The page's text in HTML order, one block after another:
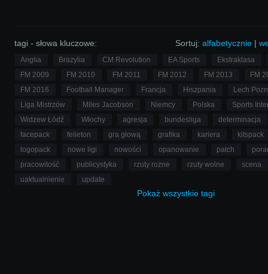
Sortuj: alfabetycznie |
tagi - słowa kluczowe:
Anglia Brazylia CM Revolution EA Sports
Ekstraklasa
FM 2009
FM 2010 FM 2011 FM 2012 FM 2013
FM
FM 2016
Football Manager Francja Hiszpania
Lech
Liga Mistrzów
Miles Jacobson Niemcy Polska
Sports
Widzew Łódź
Włochy agresja bundesliga
determinacja
facepack
felieton gra głową grafika kariera
kitspack
logopack
nowe ligi nowości opanowanie patch
pracowitość
publicystyka rzuty rożne rzuty wolne
scena
uaktualnienie
update
Pokaż wszystkie tagi